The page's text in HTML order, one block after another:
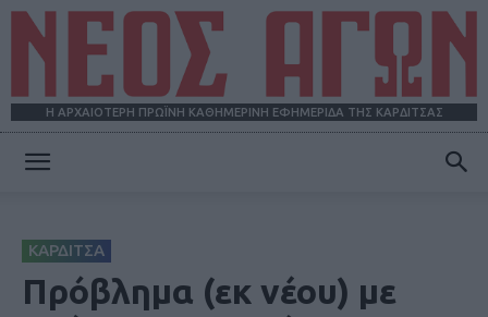
Η ΑΡΧΑΙΟΤΕΡΗ ΠΡΩΪΝΗ ΚΑΘΗΜΕΡΙΝΗ ΕΦΗΜΕΡΙΔΑ ΤΗΣ ΚΑΡΔΙΤΣΑΣ
ΚΑΡΔΙΤΣΑ
Πρόβλημα (εκ νέου) με